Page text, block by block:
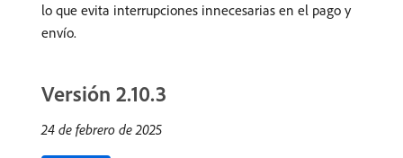
lo que evita interrupciones innecesarias en el pago y
envío.
Versión 2.10.3
24 de febrero de 2025